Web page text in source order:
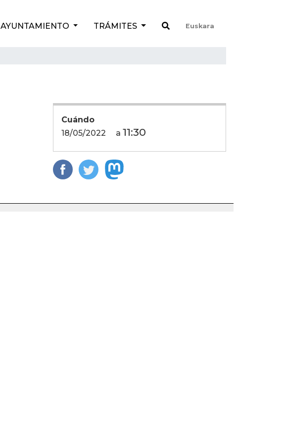
AYUNTAMIENTO TRÁMITES Euskara
Cuándo
18/05/2022
a 11:30